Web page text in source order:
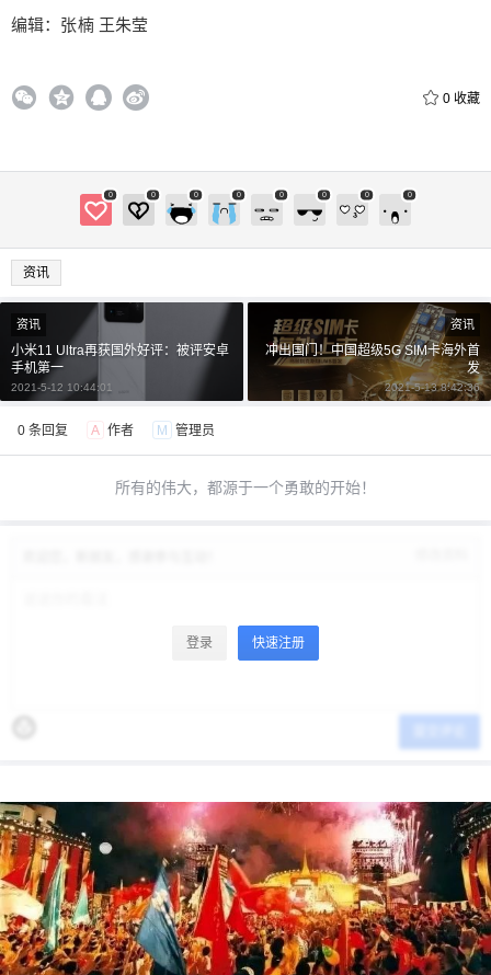
编辑：张楠 王朱莹
0 收藏
0 0 0 0 0 0 0 0
资讯
资讯
小米11 Ultra再获国外好评：被评安卓
手机第一
2021-5-12 10:44:01
资讯
冲出国门！中国超级5G SIM卡海外首
发
2021-5-13 8:42:36
0 条回复 A 作者 M 管理员
所有的伟大，都源于一个勇敢的开始！
登录 快速注册